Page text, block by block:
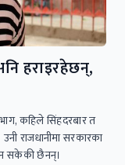
हराइरहेछन्,
कहिले सिंहदरबार त
राजधानीमा सरकारका
सकेकी छैनन्।